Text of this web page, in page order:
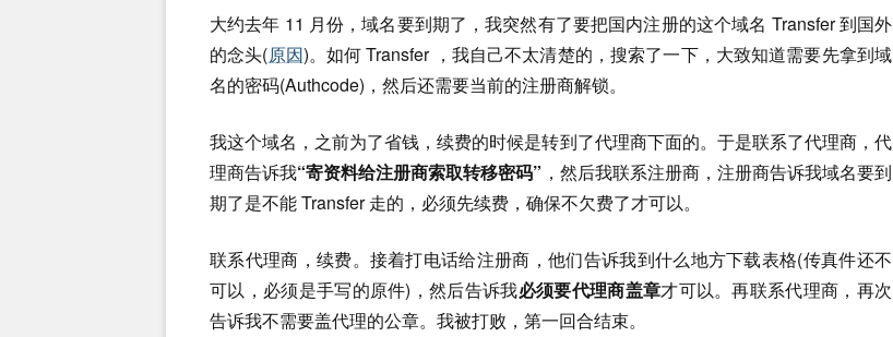
大约去年 11 月份，域名要到期了，我突然有了要把国内注册的这个域名 Transfer 到国外
的念头(原因)。如何 Transfer ，我自己不太清楚的，搜索了一下，大致知道需要先拿到域
名的密码(Authcode)，然后还需要当前的注册商解锁。
我这个域名，之前为了省钱，续费的时候是转到了代理商下面的。于是联系了代理商，代
理商告诉我“寄资料给注册商索取转移密码” ，然后我联系注册商，注册商告诉我域名要到
期了是不能 Transfer 走的，必须先续费，确保不欠费了才可以。
联系代理商，续费。接着打电话给注册商，他们告诉我到什么地方下载表格(传真件还不
可以，必须是手写的原件)，然后告诉我必须要代理商盖章才可以。再联系代理商，再次
告诉我不需要盖代理的公章。我被打败，第一回合结束。